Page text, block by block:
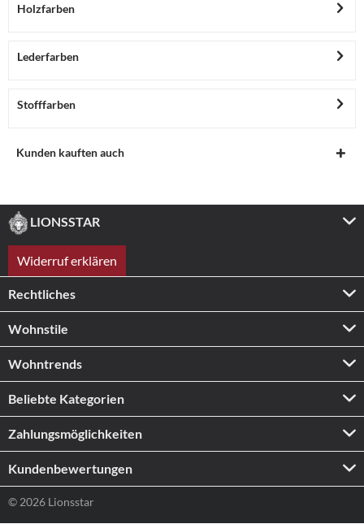
Holzfarben
Lederfarben
Stofffarben
Kunden kauften auch
LIONSSTAR
Widerruf erklären
Rechtliches
Wohnstile
Wohntrends
Beliebte Kategorien
Zahlungs­möglichkeiten
Kundenbewertungen
© 2026 Lionsstar